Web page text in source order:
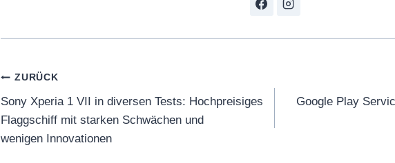
Beitragsnavigation
ZURÜCK
Sony Xperia 1 VII in diversen Tests: Hochpreisiges
Flaggschiff mit starken Schwächen und
wenigen Innovationen
Google Play